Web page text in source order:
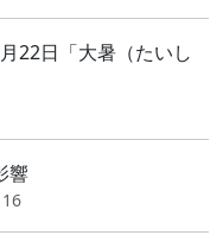
22日「大暑（たいし
響